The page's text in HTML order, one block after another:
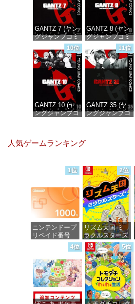
GANTZ 7 (ヤン
グジャンプコミ
ックスDIGITAL)
価格：¥100
GANTZ 8 (ヤン
グジャンプコミ
ックスDIGITAL)
価格：¥100
10位
GANTZ 10 (ヤ
ングジャンプコ
価格：¥100
11位
GANTZ 35 (ヤ
ングジャンプコ
人気ゲームランキング
1位
ニンテンドープ
リペイド番号
1000円|オンラ
インコード版
価格：¥1,000
2位
リズム天国 ミ
ラクルスターズ
-Switch
価格：¥5,645
4位 5位